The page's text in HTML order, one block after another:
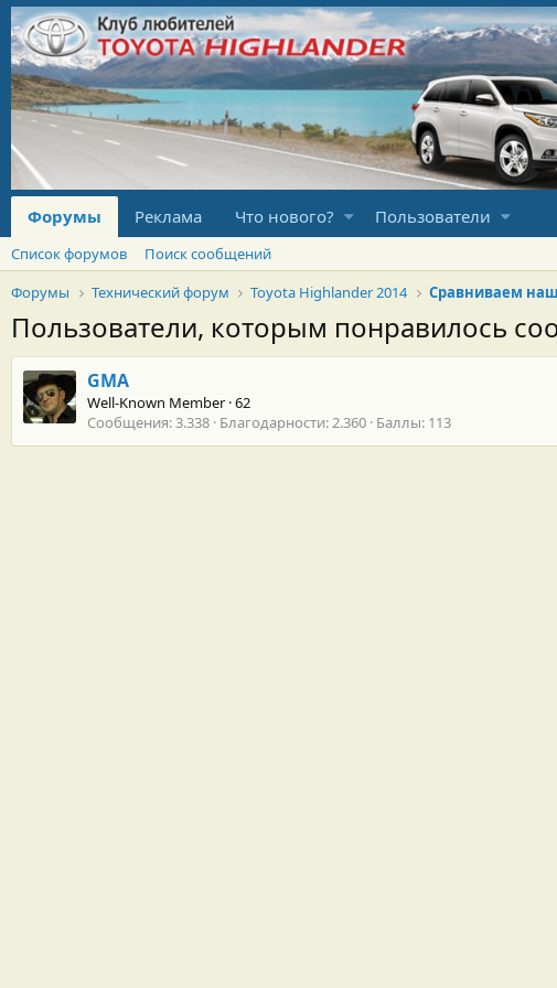
Форумы Реклама Что нового? Пользователи
Список форумов
Поиск сообщений
Форумы
Технический форум Toyota Highlander 2014 Сравниваем
Пользователи, которым понравилось
GMA
Well-Known Member ·62
Сообщения 3.338 Благодарности 2.360 Баллы 113